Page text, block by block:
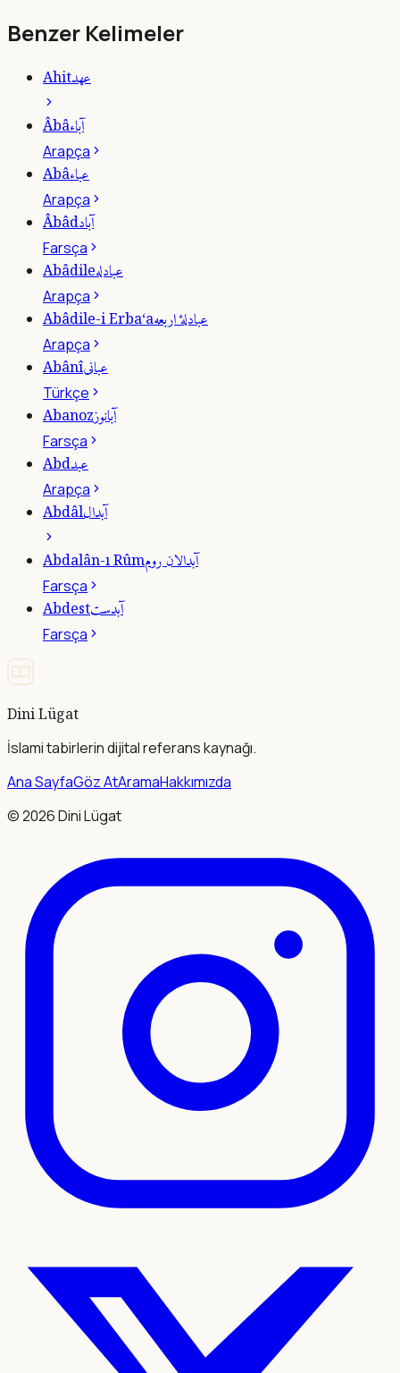
Benzer Kelimeler
Ahitعهد
Âbâآباء
Arapça
Abâعباء
Arapça
Âbâdآباد
Farsça
Abâdileعبادله
Arapça
Abâdile-i Erba‘aعبادلۀ اربعه
Arapça
Abânîعبانى
Türkçe
Abanozآبانوز
Farsça
Abdعبد
Arapça
Abdâlآبدال
Abdalân-ı Rûmآبدالان روم
Farsça
Abdestآبدست
Farsça
Dini Lügat
İslami tabirlerin dijital referans kaynağı.
Ana SayfaGöz AtAramaHakkımızda
©2026Dini Lügat